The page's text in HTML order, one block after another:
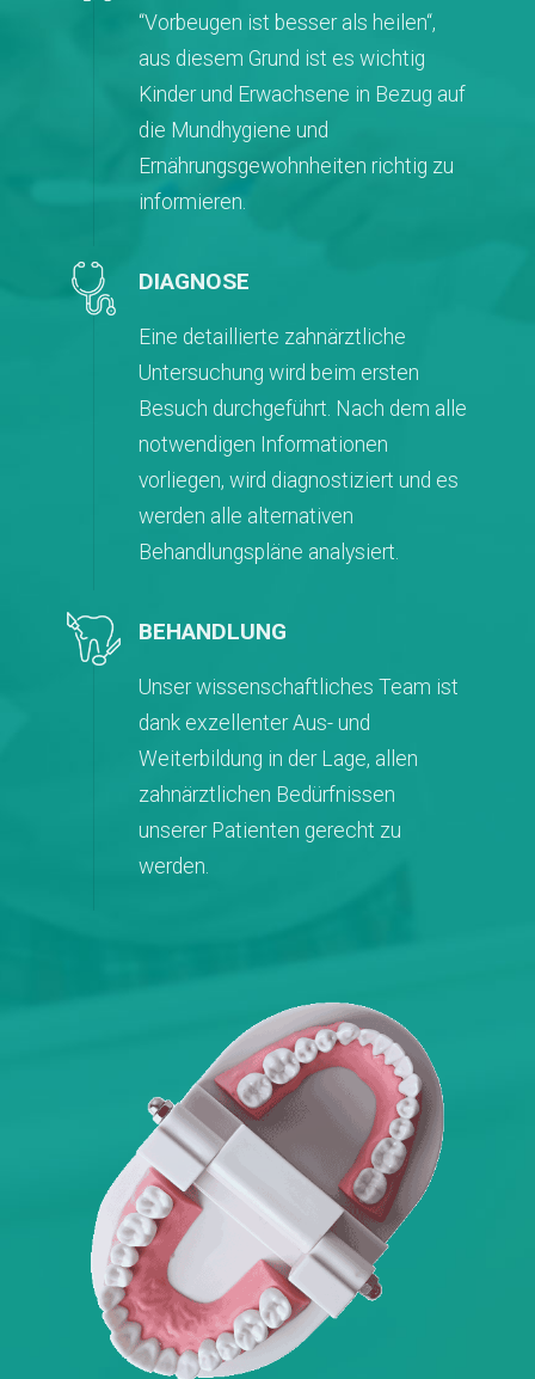
“Vorbeugen ist besser als heilen“,
aus diesem Grund ist es wichtig
Kinder und Erwachsene in Bezug auf
die Mundhygiene und
Ernährungsgewohnheiten richtig zu
informieren.
DIAGNOSE
Eine detaillierte zahnärztliche
Untersuchung wird beim ersten
Besuch durchgeführt. Nach dem alle
notwendigen Informationen
vorliegen, wird diagnostiziert und es
werden alle alternativen
Behandlungspläne analysiert.
BEHANDLUNG
Unser wissenschaftliches Team ist
dank exzellenter Aus- und
Weiterbildung in der Lage, allen
zahnärztlichen Bedürfnissen
unserer Patienten gerecht zu
werden.